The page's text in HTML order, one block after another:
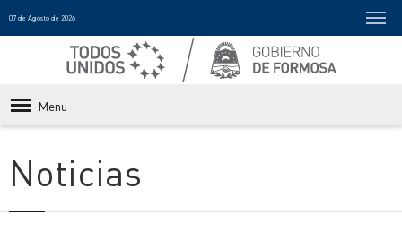
07 de Agosto de 2026
Menu
Noticias